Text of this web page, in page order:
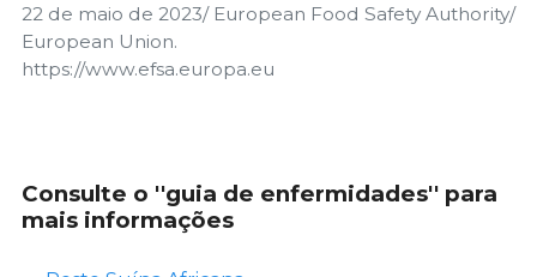
22 de maio de 2023/ European Food Safety Authority/
European Union.
https://www.efsa.europa.eu
Consulte o ''guia de enfermidades'' para
mais informações